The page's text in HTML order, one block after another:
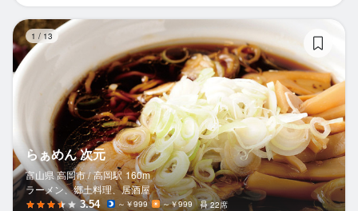
1 / 13
らぁめん 次元
富山県 高岡市 / 高岡駅 160m
ラーメン、郷土料理、居酒屋
3.54 ～￥999 ～￥999 22席